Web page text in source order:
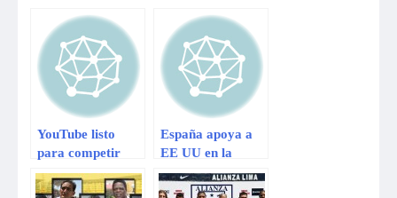
YouTube listo
para competir
con Netflix
España apoya a
EE UU en la
guerra contra
Siria sin hacerlo